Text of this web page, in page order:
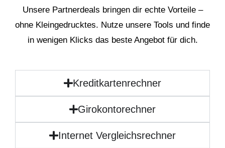
Unsere Partnerdeals bringen dir echte Vorteile –
ohne Kleingedrucktes. Nutze unsere Tools und finde
in wenigen Klicks das beste Angebot für dich.
Kreditkartenrechner
Girokontorechner
Internet Vergleichsrechner